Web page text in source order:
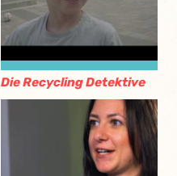
Die Recycling Detektive